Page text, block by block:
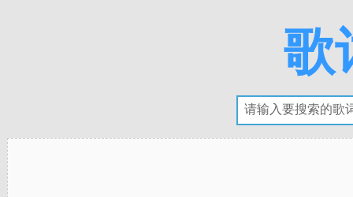
歌